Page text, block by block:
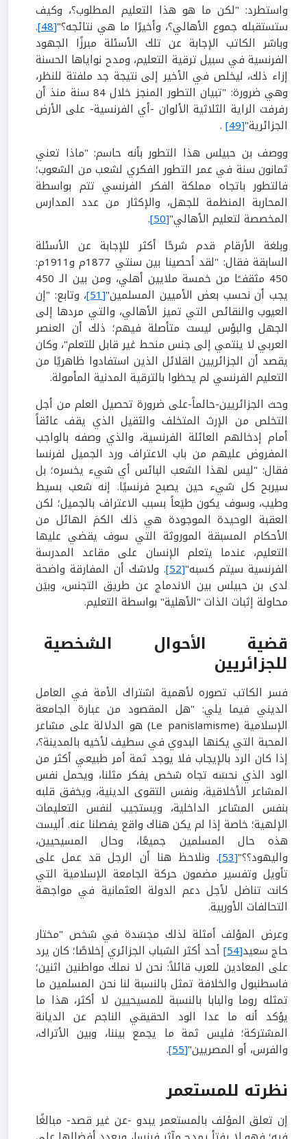
واستطرد: "لكن ما هو هذا التعليم المطلوب؟، وكيف
ستستقبله جموع الأهالي؟، وأخيرًا ما هي نتائجه؟"[48]
.
وباشر الكاتب الإجابة عن تلك الأسئلة مبرزًا الجهود
الفرنسية في سبيل ترقية التعليم، ومدح نواياها الحسنة
إزاء ذلك، ليخلص في الأخير إلى نتيجة جد ملفتة للنظر،
وهي ضرورة: "تبيان التطور المنجز خلال 84 سنة منذ أن
رفرفت الراية الثلاثية الألوان -أي الفرنسية- على الأرض
الجزائرية"[49]
.
ووصف بن حبيلس هذا التطور بأنه حاسم: "ماذا تعني
ثمانون سنة في عمر التطور الفكري لشعب من الشعوب؛
فالتطور باتجاه مملكة الفكر الفرنسي تتم بواسطة
المحاربة المنظمة للجهل، والإكثار من عدد المدارس
المخصصة لتعليم الأهالي"[50]
.
وبلغة الأرقام قدم شرحًا أكثر للإجابة عن الأسئلة
السابقة فقال: "لقد أحصينا بين سنتي 1877م و1911م:
450 مثقفــًا من خمسة ملايين أهلي، ومن بين الـ 450
يجب أن نحسب بعض الأميين المسلمين"[51]
، وتابع: "إن
العيوب والنقائص التي تميز الأهالي، والتي مردها إلى
الجهل والبؤس ليست متأصلة فيهم؛ ذلك أن العنصر
العربي لا ينتمي إلى جنس منحط غير قابل للتعلم"، وكان
يقصد أن الجزائريين القلائل الذين استفادوا ظاهريًا من
التعليم الفرنسي لم يحظوا بالترقية المدنية المأمولة.
وحث الجزائريين-حالماً-على ضرورة تحصيل العلم من أجل
التخلص من الإرث المتخلف والثقيل الذي يقف عائقاً
أمام إدخالهم العائلة الفرنسية، والذي وصفه بالواجب
المفروض عليهم من باب الاعتراف ورد الجميل لفرنسا
فقال: "ليس لهذا الشعب البائس أي شيء يخسره؛ بل
سيربح كل شيء حين يصبح فرنسيًا. إنه شعب بسيط
وطيب، وسوف يكون طيَعاً بسبب الاعتراف بالجميل؛ لكن
العقبة الوحيدة الموجودة هي ذلك الكمَ الهائل من
الأحكام المسبقة الموروثة التي سوف يقضي عليها
التعليم، عندما يتعلم الإنسان على مقاعد المدرسة
الفرنسية سيتم كسبه"[52]
. ولاشك أن المفارقة واضحة
لدى بن حبيلس بين الاندماج عن طريق التجنس، وبيَن
محاولة إثبات الذات "الأهلية" بواسطة التعليم.
قضية الأحوال الشخصية
للجزائريين
فسر الكاتب تصوره لأهمية اشتراك الأمة في العامل
الديني فيما يلي: "هل المقصود من عبارة الجامعة
الإسلامية (Le panislamisme) هو الدلالة على مشاعر
المحبة التي يكنها البدوي في سطيف لأخيه بالمدينة؟،
إذا كان الرد بالإيجاب فلا يوجد ثمة أمر طبيعي أكثر من
الود الذي نحسَه تجاه شخص يفكر مثلنا، ويحمل نفس
المشاعر الأخلاقية، ونفس التقوى الدينية، ويخفق قلبه
بنفس المشاعر الداخلية، ويستجيب لنفس التعليمات
الإلهية؛ خاصة إذا لم يكن هناك واقع يفصلنا عنه. أليست
هذه حال المسلمين جميعًا، وحال المسيحيين،
واليهود؟؟"[53]
. ونلاحظ هنا أن الرجل قد عمل على
تأويل وتفسير مضمون حركة الجامعة الإسلامية التي
كانت تناضل لأجل دعم الدولة العثمانية في مواجهة
التحالفات الأوربية.
وعرض المؤلف أمثلة لذلك مجسَدة في شخص "مختار
حاج سعيد[54]
أحد أكثر الشباب الجزائري إخلاصًا؛ كان يرد
على المعادين للعرب قائلاً: نحن لا نملك مواطنين اثنين؛
فاسطنبول والخلافة تمثل بالنسبة لنا نحن المسلمين ما
تمثله روما والبابا بالنسبة للمسيحيين لا أكثر، هذا ما
يؤكد أنه ما عدا الود الحقيقي الناجم عن الديانة
المشتركة؛ فليس ثمة ما يجمع بيننا، وبين الأتراك،
والفرس، أو المصريين"[55]
.
نظرته للمستعمر
إن تعلق المؤلف بالمستعمر يبدو -عن غير قصد- مبالغًا